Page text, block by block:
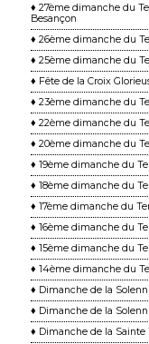
♦ 27ème dimanche du
Besançon
♦ 26ème dimanche du
♦ 25ème dimanche du
♦ Fête de la Croix
♦ 23ème dimanche du
♦ 22ème dimanche du
♦ 20ème dimanche du
♦ 19ème dimanche du
♦ 18ème dimanche du
♦ 17ème dimanche du
♦ 16ème dimanche du
♦ 15ème dimanche du
♦ 14ème dimanche du
♦ Dimanche de la
♦ Dimanche de la
♦ Dimanche de la Sainte